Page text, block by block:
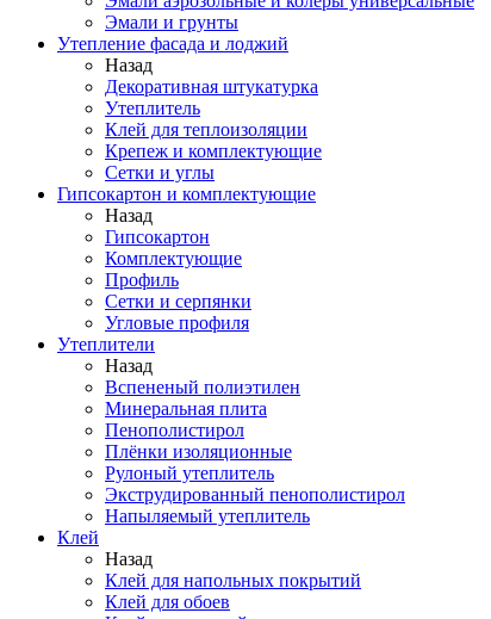
Эмали и грунты
Утепление фасада и лоджий
Назад
Декоративная штукатурка
Утеплитель
Клей для теплоизоляции
Крепеж и комплектующие
Сетки и углы
Гипсокартон и комплектующие
Назад
Гипсокартон
Комплектующие
Профиль
Сетки и серпянки
Угловые профиля
Утеплители
Назад
Вспененый полиэтилен
Минеральная плита
Пенополистирол
Плёнки изоляционные
Рулоный утеплитель
Экструдированный пенополистирол
Напыляемый утеплитель
Клей
Назад
Клей для напольных покрытий
Клей для обоев